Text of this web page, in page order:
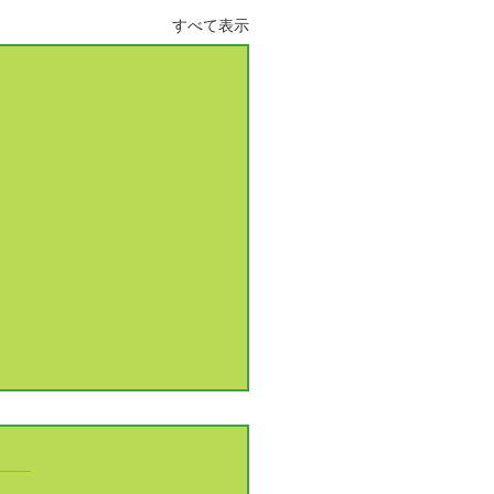
すべて表示
年 新年ご挨拶
けましておめでとうご